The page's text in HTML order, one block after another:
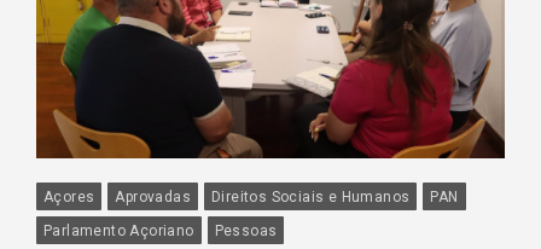
Açores Aprovadas Direitos Sociais e Humanos
PAN
Parlamento Açoriano
Pessoas